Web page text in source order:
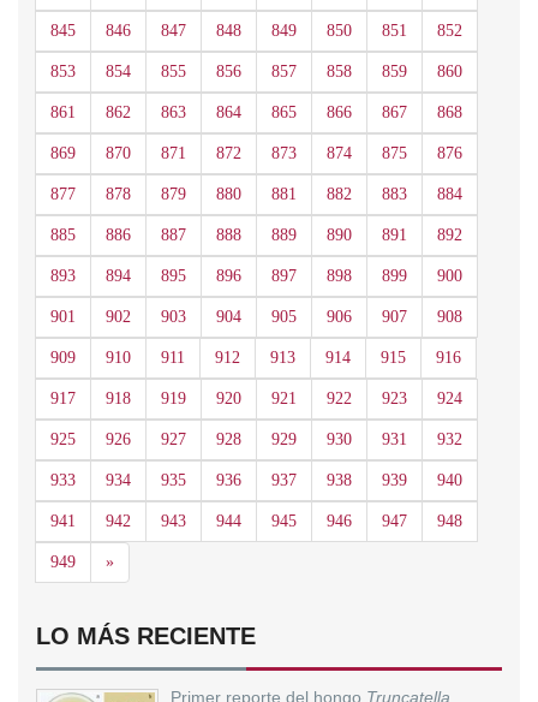
845 846 847 848 849 850 851 852
853 854 855 856 857 858 859 860
861 862 863 864 865 866 867 868
869 870 871 872 873 874 875 876
877 878 879 880 881 882 883 884
885 886 887 888 889 890 891 892
893 894 895 896 897 898 899 900
901 902 903 904 905 906 907 908
909 910 911 912 913 914 915 916
917 918 919 920 921 922 923 924
925 926 927 928 929 930 931 932
933 934 935 936 937 938 939 940
941 942 943 944 945 946 947 948
949 »Siguiente
LO MÁS RECIENTE
Primer reporte del hongo Truncatella